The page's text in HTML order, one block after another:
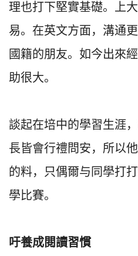
理也打下堅實基礎。
上
易。在英文方面， 溝通
國籍的朋友。 如今出來
助很大。
談起在培中的學習生涯
長皆會行禮問安，所以他
的料，
只偶爾与同學打
學比賽。
吁養成閱讀習慣